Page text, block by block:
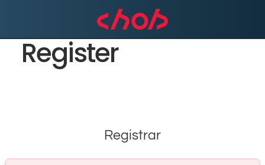
Register
Registrar